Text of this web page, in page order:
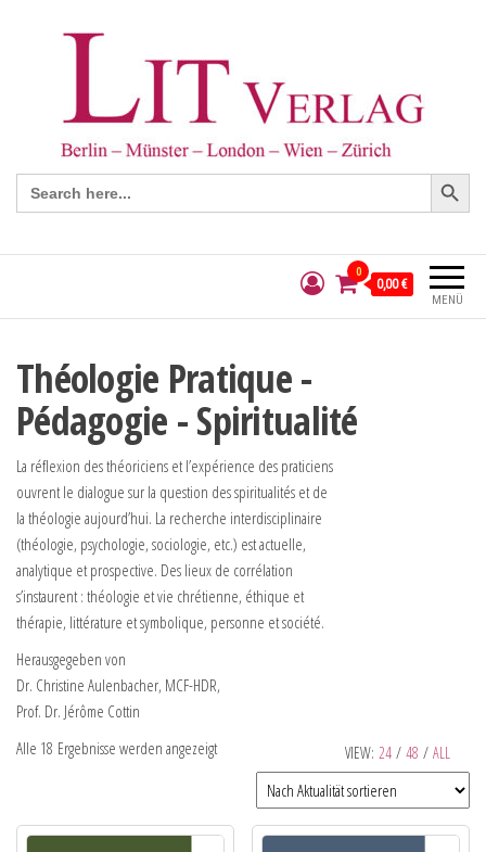
Search
for:
Search Button
MENÜ
0
0,00 €
Théologie Pratique -
Pédagogie - Spiritualité
La réflexion des théoriciens et l’expérience des praticiens
ouvrent le dialogue sur la question des spiritualités et de
la théologie aujourd’hui. La recherche interdisciplinaire
(théologie, psychologie, sociologie, etc.) est actuelle,
analytique et prospective. Des lieux de corrélation
s’instaurent : théologie et vie chrétienne, éthique et
thérapie, littérature et symbolique, personne et société.
Herausgegeben von
Dr. Christine Aulenbacher, MCF-HDR,
Prof. Dr. Jérôme Cottin
VIEW: 24 / 48 / ALL
Alle 18 Ergebnisse werden angezeigt